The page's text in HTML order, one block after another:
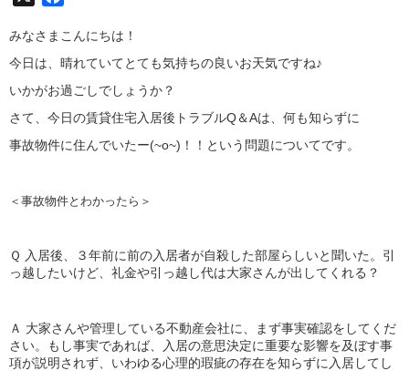
みなさまこんにちは！
今日は、晴れていてとても気持ちの良いお天気ですね♪
いかがお過ごしでしょうか？
さて、今日の賃貸住宅入居後トラブルQ＆Aは、何も知らずに
事故物件に住んでいたー(~o~)！！という問題についてです。
＜事故物件とわかったら＞
Ｑ 入居後、３年前に前の入居者が自殺した部屋らしいと聞いた。引
っ越したいけど、礼金や引っ越し代は大家さんが出してくれる？
Ａ 大家さんや管理している不動産会社に、まず事実確認をしてくだ
さい。もし事実であれば、入居の意思決定に重要な影響を及ぼす事
項が説明されず、いわゆる心理的瑕疵の存在を知らずに入居してし